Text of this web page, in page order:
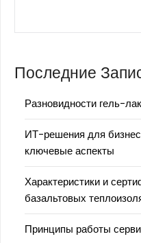
Последние
Разновидности гель-
ИТ-решения для
ключевые аспекты
Характеристики и
базальтовых
Принципы работы